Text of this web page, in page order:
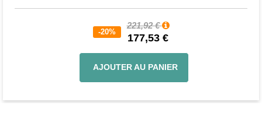
-20%
221,92 €
177,53 €
AJOUTER AU PANIER